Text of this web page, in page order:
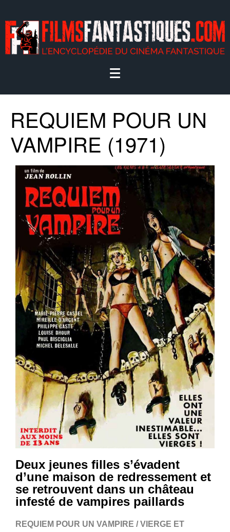
REQUIEM POUR UN
VAMPIRE (1971)
Deux jeunes filles s’évadent
d’une maison de redressement et
se retrouvent dans un château
infesté de vampires paillards
REQUIEM POUR UN VAMPIRE / VIERGE ET